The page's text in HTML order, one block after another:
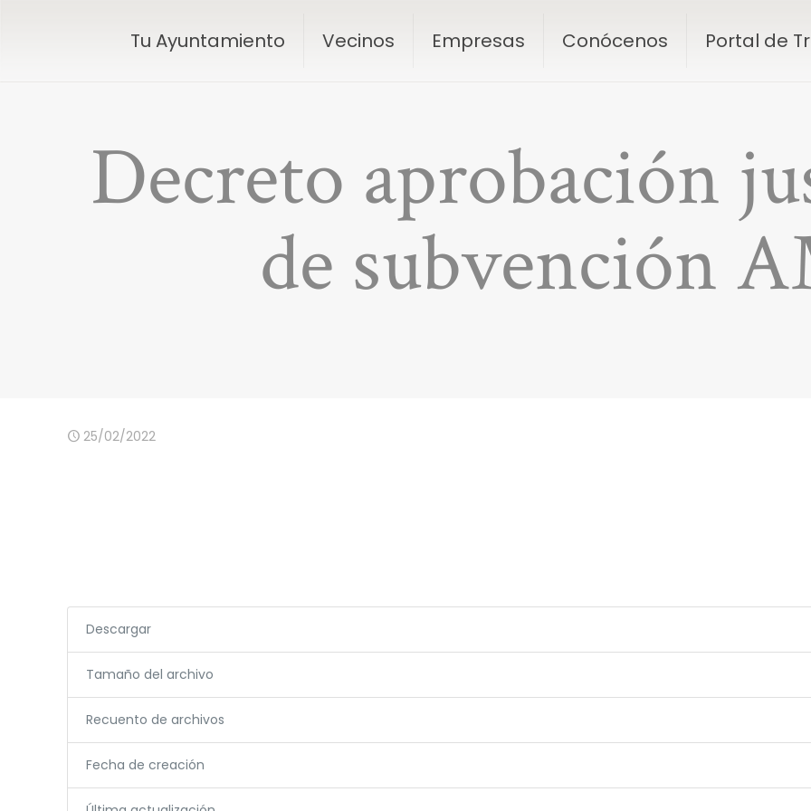
Tu Ayuntamiento Vecinos Empresas Conócenos Portal de
Decreto aprobación
de subvención
25/02/2022
Descargar
Tamaño del archivo
Recuento de archivos
Fecha de creación